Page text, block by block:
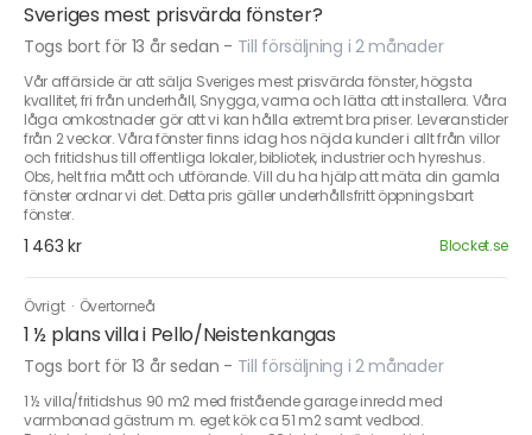
Sveriges mest prisvärda fönster?
Togs bort för 13 år sedan - Till försäljning i 2 månader
Vår affärside är att sälja Sveriges mest prisvärda fönster, högsta
kvallitet, fri från underhåll, Snygga, varma och lätta att installera. Våra
låga omkostnader gör att vi kan hålla extremt bra priser. Leveranstider
från 2 veckor. Våra fönster finns idag hos nöjda kunder i allt från villor
och fritidshus till offentliga lokaler, bibliotek, industrier och hyreshus.
Obs, helt fria mått och utförande. Vill du ha hjälp att mäta din gamla
fönster ordnar vi det. Detta pris gäller underhållsfritt öppningsbart
fönster.
1 463 kr Blocket.se
Övrigt · Övertorneå
1 ½ plans villa i Pello/Neistenkangas
Togs bort för 13 år sedan - Till försäljning i 2 månader
1 ½ villa/fritidshus 90 m2 med fristående garage inredd med
varmbonad gästrum m. eget kök ca 51 m2 samt vedbod.